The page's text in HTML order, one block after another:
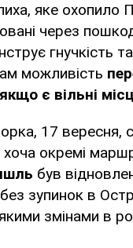
яке охопило
через
гнучкість
можливість
є вільні
17 вересня,
окремі
був
зупинок в
змінами в